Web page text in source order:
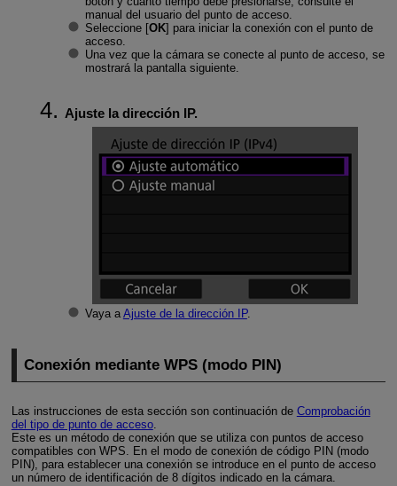
manual del usuario del punto de acceso.
Seleccione [OK] para iniciar la conexión con el punto de
acceso.
Una vez que la cámara se conecte al punto de acceso, se
mostrará la pantalla siguiente.
Ajuste la dirección IP.
Vaya a Ajuste de la dirección IP.
Conexión mediante WPS (modo PIN)
Las instrucciones de esta sección son continuación de Comprobación
del tipo de punto de acceso.
Este es un método de conexión que se utiliza con puntos de acceso
compatibles con WPS. En el modo de conexión de código PIN (modo
PIN), para establecer una conexión se introduce en el punto de acceso
un número de identificación de 8 dígitos indicado en la cámara.